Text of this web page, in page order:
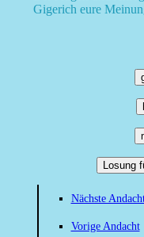
Gigerich eure
Losung
Nächste
Vorige Andacht